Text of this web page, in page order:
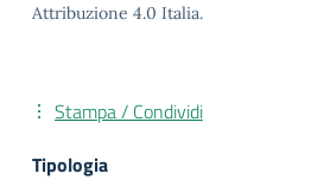
Attribuzione 4.0 Italia.
Stampa / Condividi
Tipologia